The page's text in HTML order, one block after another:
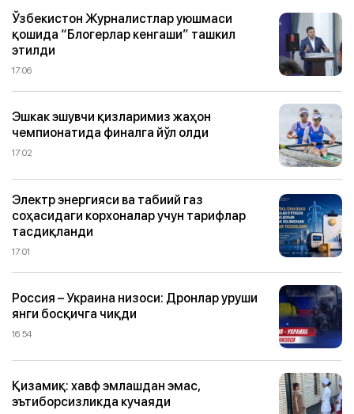
Ўзбекистон Журналистлар уюшмаси
қошида “Блогерлар кенгаши” ташкил
этилди
17:06
Эшкак эшувчи қизларимиз жаҳон
чемпионатида финалга йўл олди
17:02
Электр энергияси ва табиий газ
соҳасидаги корхоналар учун тарифлар
тасдиқланди
17:01
Россия – Украина низоси: Дронлар уруши
янги босқичга чиқди
16:54
Қизамиқ: хавф эмлашдан эмас,
эътиборсизликда кучаяди